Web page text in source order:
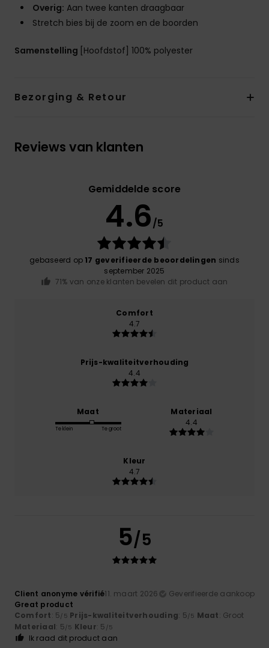
Overig: Aan twee kanten draagbaar
Stretch bies bij de zoom en de boorden
Samenstelling [Hoofdstof] 100% polyester
Bezorging & Retour
Reviews van klanten
Gemiddelde score
4.6/5
gebaseerd op 17 geverifieerde beoordelingen sinds
september 2025
71% van onze klanten bevelen dit product aan
Comfort
4.7
Prijs-kwaliteitverhouding
4.4
Maat
Te klein Te groot
Materiaal
4.4
Kleur
4.7
5/5
Client anonyme vérifié11. maart 2026
Geverifieerde aankoop
Great product
Comfort: 5/5 Prijs-kwaliteitverhouding: 5/5 Maat: Groot
Materiaal: 5/5 Kleur: 5 /5
Ik raad dit product aan